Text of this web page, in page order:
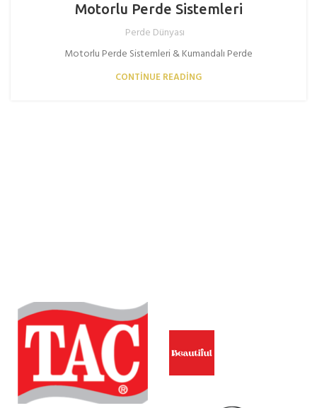
Motorlu Perde Sistemleri
Perde Dünyası
Motorlu Perde Sistemleri & Kumandalı Perde
CONTINUE READING